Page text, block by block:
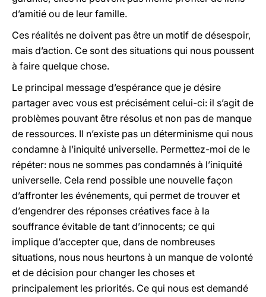
d’amitié ou de leur famille.
Ces réalités ne doivent pas être un motif de désespoir,
mais d’action. Ce sont des situations qui nous poussent
à faire quelque chose.
Le principal message d’espérance que je désire
partager avec vous est précisément celui-ci: il s’agit de
problèmes pouvant être résolus et non pas de manque
de ressources. Il n’existe pas un déterminisme qui nous
condamne à l’iniquité universelle. Permettez-moi de le
répéter: nous ne sommes pas condamnés à l’iniquité
universelle. Cela rend possible une nouvelle façon
d’affronter les événements, qui permet de trouver et
d’engendrer des réponses créatives face à la
souffrance évitable de tant d’innocents; ce qui
implique d’accepter que, dans de nombreuses
situations, nous nous heurtons à un manque de volonté
et de décision pour changer les choses et
principalement les priorités. Ce qui nous est demandé